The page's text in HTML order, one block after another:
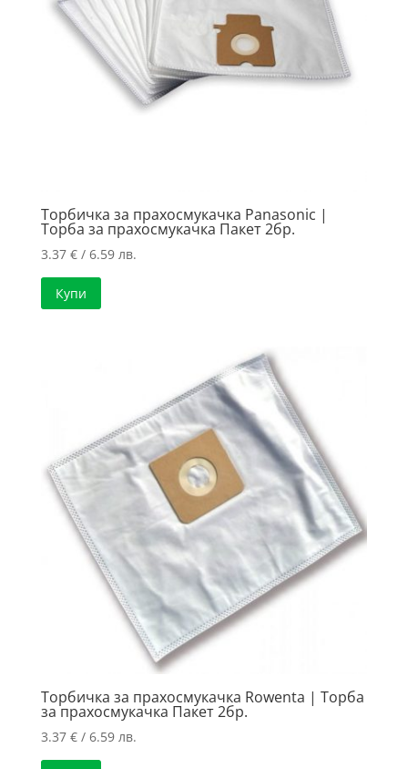
Торбичка за прахосмукачка Panasonic |
Торба за прахосмукачка Пакет 2бр.
3.37 €/ 6.59 лв.
Купи
Торбичка за прахосмукачка Rowenta | Торба
за прахосмукачка Пакет 2бр.
3.37 €/ 6.59 лв.